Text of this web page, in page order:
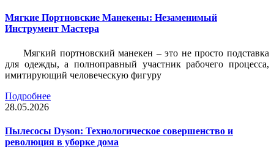
Мягкие Портновские Манекены: Незаменимый
Инструмент Мастера
Мягкий портновский манекен – это не просто подставка
для одежды, а полноправный участник рабочего процесса,
имитирующий человеческую фигуру
Подробнее
28.05.2026
Пылесосы Dyson: Технологическое совершенство и
революция в уборке дома